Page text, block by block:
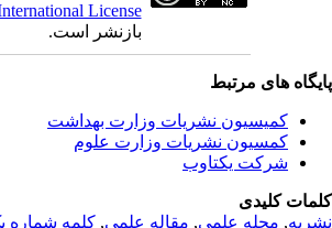
International License
بازنشر است.
های مرتبط
کمیسیون نشریات وزارت بهداشت
کمسیون نشریات وزارت علوم
شرکت یکتاوب
کلیدی
,مجله علمی, مقاله علمی, کلمه شماره یک